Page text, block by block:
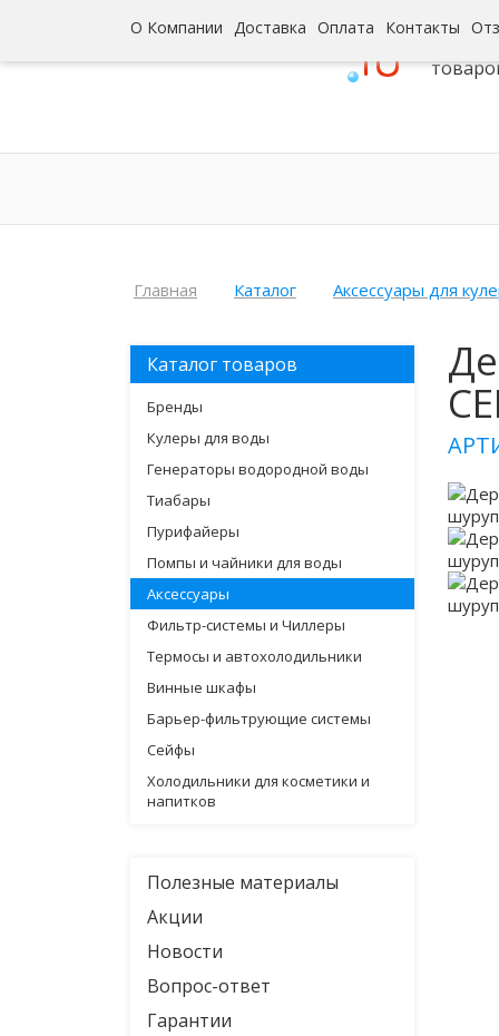
О Компании Доставка Оплата Контакты
Главная Каталог Аксессуары для
Каталог товаров
Бренды
Кулеры для воды
Генераторы водородной воды
Тиабары
Пурифайеры
Помпы и чайники для воды
Аксессуары
Фильтр-системы и Чиллеры
Термосы и автохолодильники
Винные шкафы
Барьер-фильтрующие системы
Сейфы
Холодильники для косметики и
напитков
Полезные материалы
Акции
Новости
Вопрос-ответ
Гарантии